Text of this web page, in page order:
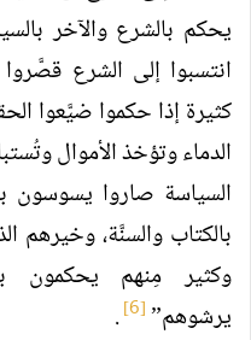
يحكم بالشرع والآخر
انتسبوا إلى الشرع
كثيرة إذا حكموا ضيَّعوا
الدماء وتؤخذ الأموال
السياسة صاروا يسوسون
بالكتاب والسنَّة، وخيرهم
وكثير مِنهم يحكمون
يرشوهم”[6]
.